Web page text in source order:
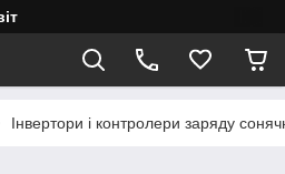
Інвертори і контролери заряду